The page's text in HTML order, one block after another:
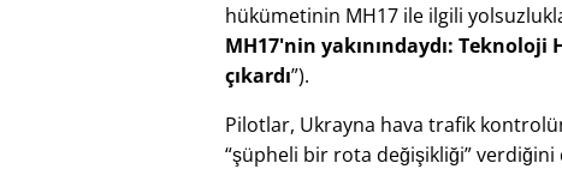
hükümetinin MH17 ile ilgili
MH17'nin yakınındaydı: Teknoloji
çıkardı ).
Pilotlar, Ukrayna hava trafik
şüpheli bir rota değişikliği verdiğini